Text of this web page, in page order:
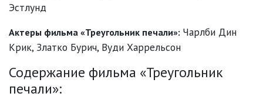
Эстлунд
Актеры фильма «Треугольник печали»: Чарлби Дин
Крик, Златко Бурич, Вуди Харрельсон
Содержание фильма «Треугольник
печали»: